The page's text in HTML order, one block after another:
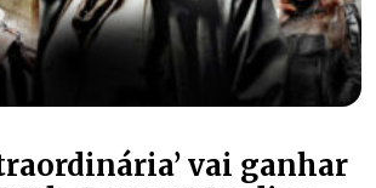
vai ganhar